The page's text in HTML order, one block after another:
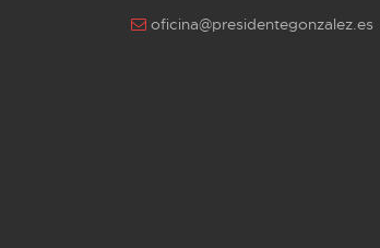
oficina@presidentegonzalez.es